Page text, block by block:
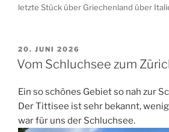
letzte Stück über Griechenland über
VERÖFFENTLICHT
AM
20. JUNI 2026
Vom Schluchsee zum
Ein so schönes Gebiet so nah zur
Der Tittisee ist sehr bekannt,
war für uns der Schluchsee.